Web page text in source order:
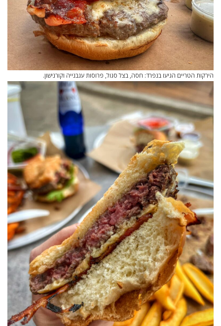
הירקות הטריים הגיעו בנפרד: חסה, בצל סגול, פרוסות עגבנייה וקורנישון.